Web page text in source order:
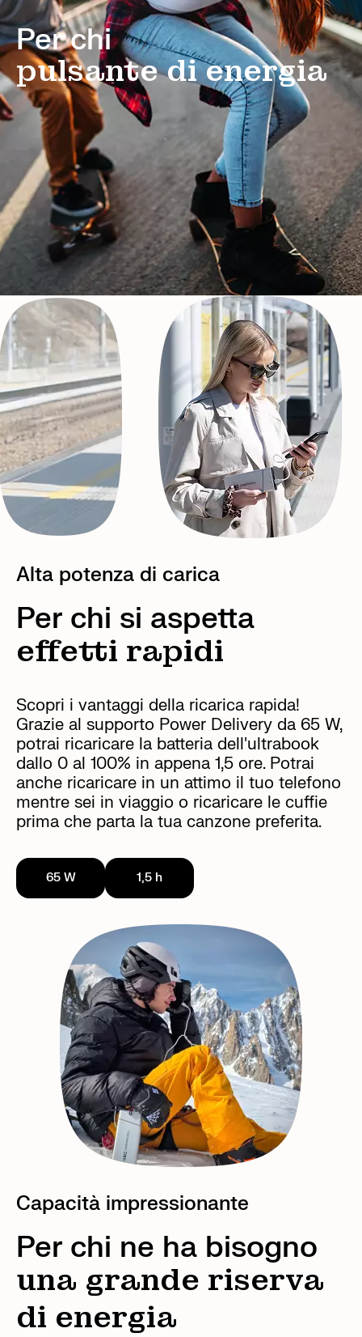
Per chi
pulsante di energia
Alta potenza di carica
Per chi si aspetta
effetti rapidi
Scopri i vantaggi della ricarica rapida!
Grazie al supporto Power Delivery da 65 W,
potrai ricaricare la batteria dell'ultrabook
dallo 0 al 100% in appena 1,5 ore. Potrai
anche ricaricare in un attimo il tuo telefono
mentre sei in viaggio o ricaricare le cuffie
prima che parta la tua canzone preferita.
65 W 1,5 h
Capacità impressionante
Per chi ne ha bisogno
una grande riserva
di energia